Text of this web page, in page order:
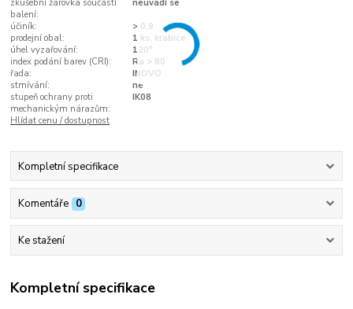
zkušební žárovka součástí
balení:
neuvádí se
účiník:
> 0,9
prodejní obal:
1 ks, krabice
úhel vyzařování:
120°
index podání barev (CRI):
Ra > 80
řada:
INOVO
stmívání:
ne
stupeň ochrany proti
mechanickým nárazům:
IK08
Hlídat cenu / dostupnost
Kompletní specifikace
Komentáře 0
Ke stažení
Kompletní specifikace